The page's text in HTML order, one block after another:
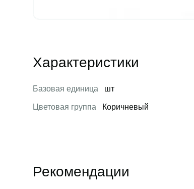
Характеристики
Базовая единица шт
Цветовая группа Коричневый
Рекомендации